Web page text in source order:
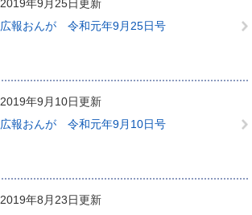
2019年9月25日更新
広報おんが 令和元年9月25日号
2019年9月10日更新
広報おんが 令和元年9月10日号
2019年8月23日更新